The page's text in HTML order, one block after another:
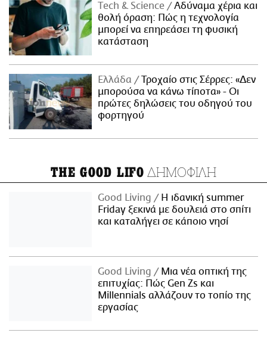
Τech & Science
Αδύναμα χέρια και
θολή όραση: Πώς η τεχνολογία
μπορεί να επηρεάσει τη φυσική
κατάσταση
Ελλάδα
Τροχαίο στις Σέρρες: «Δεν
μπορούσα να κάνω τίποτα» - Οι
πρώτες δηλώσεις του οδηγού του
φορτηγού
THE GOOD LIFO ΔΗΜΟΦΙΛΗ
Good Living
Η ιδανική summer
Friday ξεκινά με δουλειά στο σπίτι
και καταλήγει σε κάποιο νησί
Good Living
Μια νέα οπτική της
επιτυχίας: Πώς Gen Zs και
Millennials αλλάζουν το τοπίο της
εργασίας